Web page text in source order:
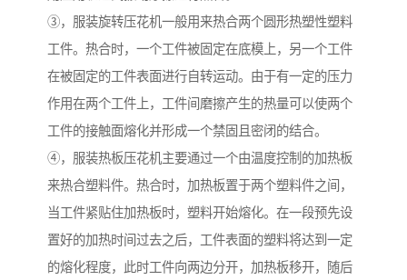
③，服装旋转压花机一般用来热合两个圆形热塑性塑料
工件。热合时，一个工件被固定在底模上，另一个工件
在被固定的工件表面进行自转运动。由于有一定的压力
作用在两个工件上，工件间磨擦产生的热量可以使两个
工件的接触面熔化并形成一个禁固且密闭的结合。
④，服装热板压花机主要通过一个由温度控制的加热板
来热合塑料件。热合时，加热板置于两个塑料件之间，
当工件紧贴住加热板时，塑料开始熔化。在一段预先设
置好的加热时间过去之后，工件表面的塑料将达到一定
的熔化程度，此时工件向两边分开，加热板移开，随后